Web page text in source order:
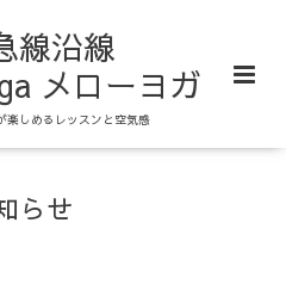
線沿線
メローヨガ
楽しめるレッスンと空気感
らせ